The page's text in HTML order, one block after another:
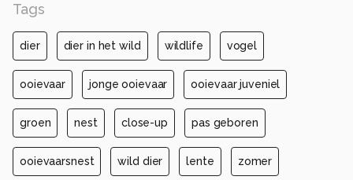
Tags
dier dier in het wild wildlife vogel
ooievaar jonge ooievaar ooievaar juveniel
groen nest close-up pas geboren
ooievaarsnest wild dier lente zomer